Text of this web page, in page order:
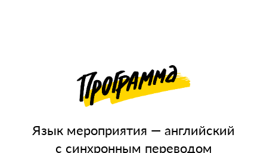
Язык мероприятия — английский
c синхронным переводом